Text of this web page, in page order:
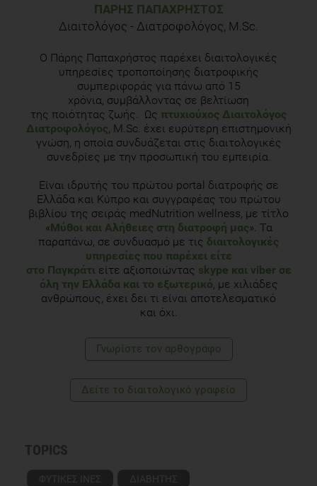
Health Promotion and Disease Prevention, Dietary Fibre, ,
Available online:https://ec.europa.eu/jrc/en/health-
Stevenson L., Phillips F., O’Sullivan K., Walton J., Wheat bran:
its composition and benefits to health, a European
perspective. International Journal of Food Sciences and
Nutrition, 2012 Dec; 63(8): 1001–1013
ΠΆΡΗΣ ΠΑΠΑΧΡΉΣΤΟΣ
Διαιτολόγος - Διατροφολόγος, M.Sc.
Ο Πάρης Παπαχρήστος παρέχει διαιτολογικές
υπηρεσίες τροποποίησης διατροφικής
συμπεριφοράς για πάνω από 15
χρόνια, συμβάλλοντας σε βελτίωση
της ποιότητας ζωής. Ως πτυχιούχος Διαιτολόγος
Διατροφολόγος, M.Sc. έχει ευρύτερη επιστημονική
γνώση, η οποία συνδυάζεται στις διαιτολογικές
συνεδρίες με την προσωπική του εμπειρία.
Είναι ιδρυτής του πρώτου portal διατροφής σε
Ελλάδα και Κύπρο και συγγραφέας του πρώτου
βιβλίου της σειράς medNutrition wellness, με τίτλο
«Μύθοι και Αλήθειες στη διατροφή μας». Τα
παραπάνω, σε συνδυασμό με τις διαιτολογικές
υπηρεσίες που παρέχει είτε
στο Παγκράτι είτε αξιοποιώντας skype και viber σε
όλη την Ελλάδα και το εξωτερικό , με χιλιάδες
ανθρώπους, έχει δει τι είναι αποτελεσματικό
και όχι.
Γνωρίστε τoν αρθογράφο
Δείτε το διαιτολογικό γραφείο
TOPICS
ΦΥΤΙΚΕΣ ΙΝΕΣ
ΔΙΑΒΗΤΗΣ